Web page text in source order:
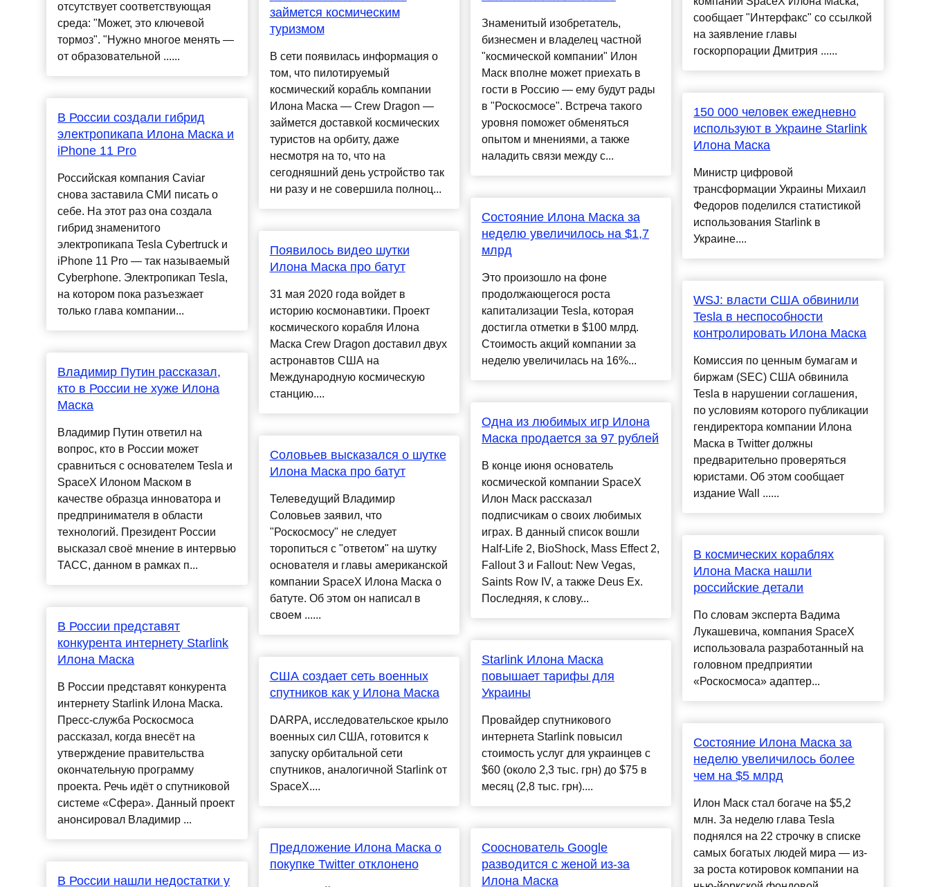
отсутствует соответствующая
среда: "Может, это ключевой
тормоз". "Нужно многое менять —
от образовательной ......
В России создали гибрид
электропикапа Илона Маска и
iPhone 11 Pro
Российская компания Caviar
снова заставила СМИ писать о
себе. На этот раз она создала
гибрид знаменитого
электропикапа Tesla Cybertruck и
iPhone 11 Pro — так называемый
Cyberphone. Электропикап Tesla,
на котором пока разъезжает
только глава компании...
Владимир Путин рассказал,
кто в России не хуже Илона
Маска
Владимир Путин ответил на
вопрос, кто в России может
сравниться с основателем Tesla и
SpaceX Илоном Маском в
качестве образца инноватора и
предпринимателя в области
технологий. Президент России
высказал своё мнение в интервью
ТАСС, данном в рамках п...
В России представят
конкурента интернету Starlink
Илона Маска
В России представят конкурента
интернету Starlink Илона Маска.
Пресс-служба Роскосмоса
рассказал, когда внесёт на
утверждение правительства
окончательную программу
проекта. Речь идёт о спутниковой
системе «Сфера». Данный проект
анонсировал Владимир ...
В России нашли недостатки у
займется космическим
туризмом
В сети появилась информация о
том, что пилотируемый
космический корабль компании
Илона Маска — Crew Dragon —
займется доставкой космических
туристов на орбиту, даже
несмотря на то, что на
сегодняшний день устройство так
ни разу и не совершила полноц...
Появилось видео шутки
Илона Маска про батут
31 мая 2020 года войдет в
историю космонавтики. Проект
космического корабля Илона
Маска Crew Dragon доставил двух
астронавтов США на
Международную космическую
станцию....
Соловьев высказался о шутке
Илона Маска про батут
Телеведущий Владимир
Соловьев заявил, что
"Роскосмосу" не следует
торопиться с "ответом" на шутку
основателя и главы американской
компании SpaceX Илона Маска о
батуте. Об этом он написал в
своем ......
США создает сеть военных
спутников как у Илона Маска
DARPA, исследовательское крыло
военных сил США, готовится к
запуску орбитальной сети
спутников, аналогичной Starlink от
SpaceX....
Предложение Илона Маска о
покупке Twitter отклонено
Знаменитый изобретатель,
бизнесмен и владелец частной
"космической компании" Илон
Маск вполне может приехать в
гости в Россию — ему будут рады
в "Роскосмосе". Встреча такого
уровня поможет обменяться
опытом и мнениями, а также
наладить связи между с...
Состояние Илона Маска за
неделю увеличилось на $1,7
млрд
Это произошло на фоне
продолжающегося роста
капитализации Tesla, которая
достигла отметки в $100 млрд.
Стоимость акций компании за
неделю увеличилась на 16%...
Одна из любимых игр Илона
Маска продается за 97 рублей
В конце июня основатель
космической компании SpaceX
Илон Маск рассказал
подписчикам о своих любимых
играх. В данный список вошли
Half-Life 2, BioShock, Mass Effect 2,
Fallout 3 и Fallout: New Vegas,
Saints Row IV, а также Deus Ex.
Последняя, к слову...
Starlink Илона Маска
повышает тарифы для
Украины
Провайдер спутникового
интернета Starlink повысил
стоимость услуг для украинцев с
$60 (около 2,3 тыс. грн) до $75 в
месяц (2,8 тыс. грн)....
Сооснователь Google
разводится с женой из-за
Илона Маска
сообщает "Интерфакс" со ссылкой
на заявление главы
госкорпорации Дмитрия ......
150 000 человек ежедневно
используют в Украине Starlink
Илона Маска
Министр цифровой
трансформации Украины Михаил
Федоров поделился статистикой
использования Starlink в
Украине....
WSJ: власти США обвинили
Tesla в неспособности
контролировать Илона Маска
Комиссия по ценным бумагам и
биржам (SEC) США обвинила
Tesla в нарушении соглашения,
по условиям которого публикации
гендиректора компании Илона
Маска в Twitter должны
предварительно проверяться
юристами. Об этом сообщает
издание Wall ......
В космических кораблях
Илона Маска нашли
российские детали
По словам эксперта Вадима
Лукашевича, компания SpaceX
использовала разработанный на
головном предприятии
«Роскосмоса» адаптер...
Состояние Илона Маска за
неделю увеличилось более
чем на $5 млрд
Илон Маск стал богаче на $5,2
млн. За неделю глава Tesla
поднялся на 22 строчку в списке
самых богатых людей мира — из-
за роста котировок компании на